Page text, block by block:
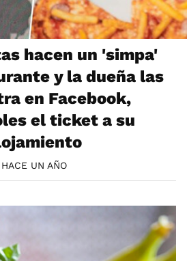
hacen un 'simpa'
y la dueña las
en Facebook,
el ticket a su
HACE UN AÑO